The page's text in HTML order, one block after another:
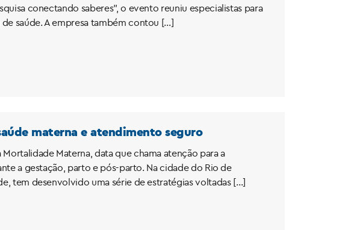
conectando saberes”, o evento reuniu especialistas para
saúde. A empresa também contou […]
materna e atendimento seguro
Materna, data que chama atenção para a
a gestação, parto e pós-parto. Na cidade do Rio de
tem desenvolvido uma série de estratégias voltadas […]